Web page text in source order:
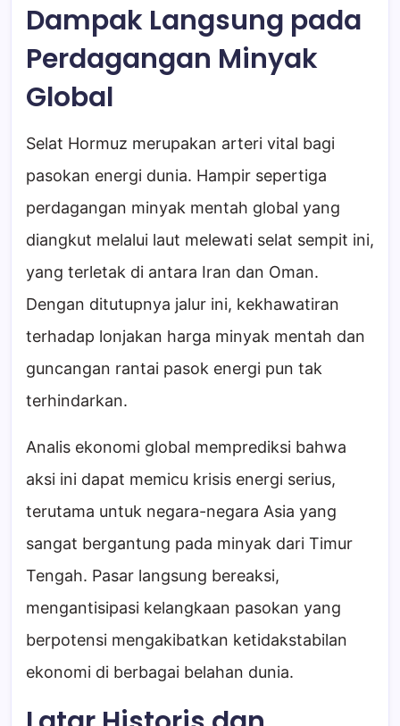
Dampak Langsung pada
Perdagangan Minyak
Global
Selat Hormuz merupakan arteri vital bagi
pasokan energi dunia. Hampir sepertiga
perdagangan minyak mentah global yang
diangkut melalui laut melewati selat sempit ini,
yang terletak di antara Iran dan Oman.
Dengan ditutupnya jalur ini, kekhawatiran
terhadap lonjakan harga minyak mentah dan
guncangan rantai pasok energi pun tak
terhindarkan.
Analis ekonomi global memprediksi bahwa
aksi ini dapat memicu krisis energi serius,
terutama untuk negara-negara Asia yang
sangat bergantung pada minyak dari Timur
Tengah. Pasar langsung bereaksi,
mengantisipasi kelangkaan pasokan yang
berpotensi mengakibatkan ketidakstabilan
ekonomi di berbagai belahan dunia.